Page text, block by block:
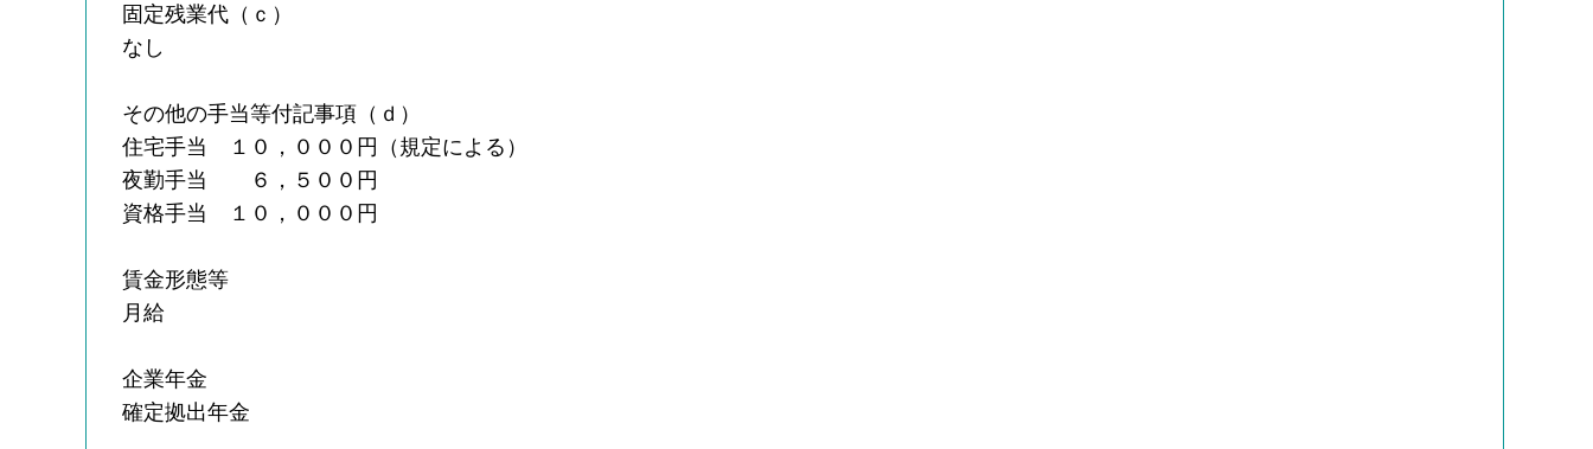
固定残業代（ｃ）
なし
その他の手当等付記事項（ｄ）
住宅手当 １０，０００円（規定による）
夜勤手当 ６，５００円
資格手当 １０，０００円
賃金形態等
月給
企業年金
確定拠出年金